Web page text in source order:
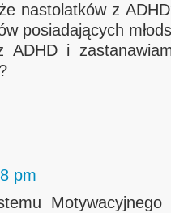
nastolatków z
posiadających
ADHD i
pm
Motywacyjnego